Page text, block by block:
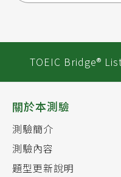
TOEIC Bridge®
關於本測驗
測驗簡介
測驗內容
題型更新說明